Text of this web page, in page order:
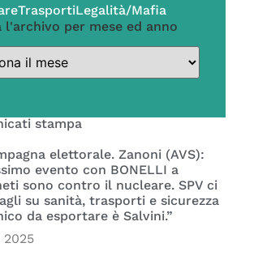
TrasportiLegalità/Mafia
l'archivo per mese ed anno
stampa
elettorale. Zanoni (AVS):
evento con BONELLI a
sono contro il nucleare. SPV ci
su sanità, trasporti e sicurezza
da esportare è Salvini.”
2025